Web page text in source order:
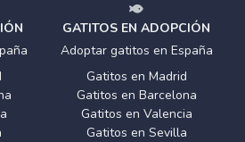
GATITOS EN ADOPCIÓN
Adoptar gatitos en España
Gatitos en Madrid
Gatitos en Barcelona
Gatitos en Valencia
Gatitos en Sevilla